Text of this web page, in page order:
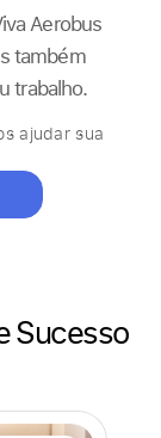
Aerobus
também
trabalho.
ajudar sua
Sucesso